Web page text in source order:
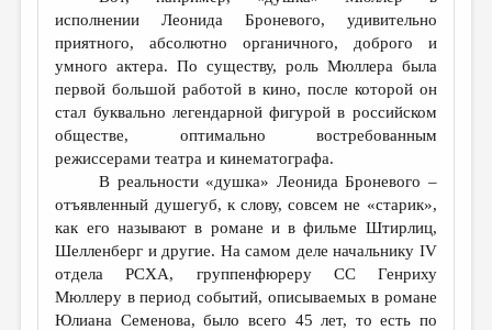
исполнении Леонида Броневого, удивительно
приятного, абсолютно органичного, доброго и
умного актера. По существу, роль Мюллера была
первой большой работой в кино, после которой он
стал буквально легендарной фигурой в российском
обществе, оптимально востребованным
режиссерами театра и кинематографа.
В реальности «душка» Леонида Броневого –
отъявленный душегуб, к слову, совсем не «старик»,
как его называют в романе и в фильме Штирлиц,
Шелленберг и другие. На самом деле начальнику IV
отдела РСХА, группенфюреру СС Генриху
Мюллеру в период событий, описываемых в романе
Юлиана Семенова, было всего 45 лет, то есть по